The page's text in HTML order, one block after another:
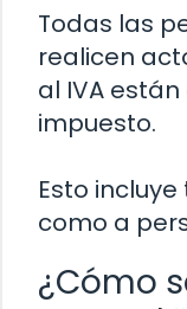
Todas las
realicen
al IVA
impuesto.
Esto
como a
¿Cómo